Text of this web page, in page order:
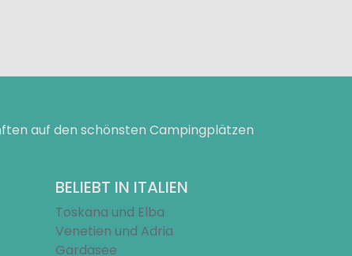
auf den schönsten Campingplätzen
BELIEBT IN ITALIEN
Toskana und Elba
Venetien und Adria
Gardasee